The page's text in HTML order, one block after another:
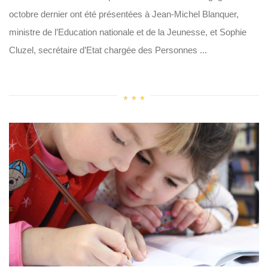
octobre dernier ont été présentées à Jean-Michel Blanquer,
ministre de l’Education nationale et de la Jeunesse, et Sophie
Cluzel, secrétaire d’Etat chargée des Personnes ...